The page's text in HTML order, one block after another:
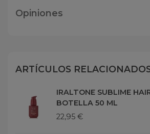
Opiniones
ARTÍCULOS
IRALTONE SUBLIME
BOTELLA 50 ML
22,95 €